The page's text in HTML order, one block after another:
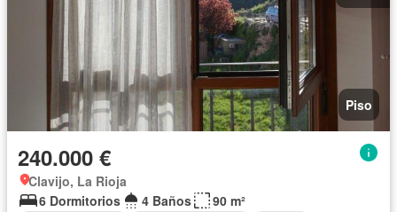
Piso
240.000 €
Clavijo, La Rioja
6 Dormitorios
4 Baños
90 m²